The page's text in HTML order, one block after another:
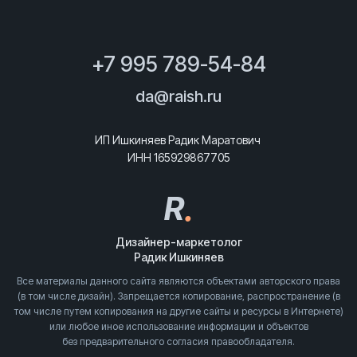
+7 995 789-54-84
da@raish.ru
ИП Ишкиняев Радик Маратович
ИНН 165929867705
R.
Дизайнер-маркетолог
Радик Ишкиняев
Все материалы данного сайта являются объектами авторского права
(в том числе дизайн). Запрещается копирование, распространение (в
том числе путем копирования на другие сайты и ресурсы в Интернете)
или любое иное использование информации и объектов
без предварительного согласия правообладателя.